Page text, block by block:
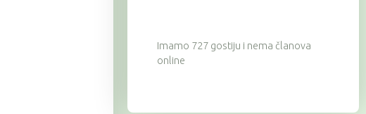
Imamo 727 gostiju i nema članova
online